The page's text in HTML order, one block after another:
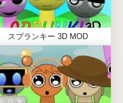
のにします。
（SPRUNKI
スプランキー 3D MOD